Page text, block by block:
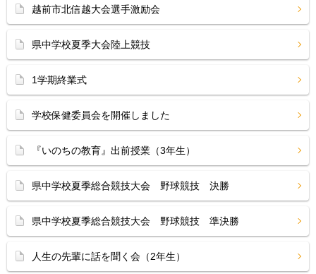
越前市北信越大会選手激励会
県中学校夏季大会陸上競技
1学期終業式
学校保健委員会を開催しました
『いのちの教育』出前授業（3年生）
県中学校夏季総合競技大会 野球競技 決勝
県中学校夏季総合競技大会 野球競技 準決勝
人生の先輩に話を聞く会（2年生）